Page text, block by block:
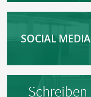
SOCIAL MEDIA